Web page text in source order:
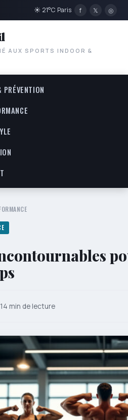
☀ 21°C Paris f 𝕏 ◎
AUX SPORTS INDOOR &
PRÉVENTION
14 min de lecture